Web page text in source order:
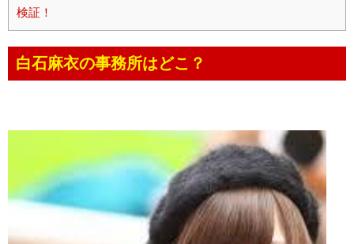
検証！
白石麻衣の事務所はどこ？